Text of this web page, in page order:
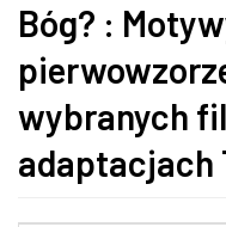
Bóg? :
wybranych
adaptacjach